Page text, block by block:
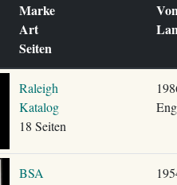
Marke
Art
Seiten
Raleigh
Katalog
18 Seiten
BSA